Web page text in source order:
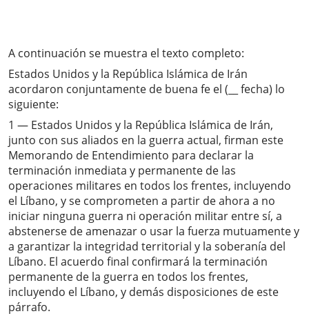
A continuación se muestra el texto completo:
Estados Unidos y la República Islámica de Irán
acordaron conjuntamente de buena fe el (__ fecha) lo
siguiente:
1 — Estados Unidos y la República Islámica de Irán,
junto con sus aliados en la guerra actual, firman este
Memorando de Entendimiento para declarar la
terminación inmediata y permanente de las
operaciones militares en todos los frentes, incluyendo
el Líbano, y se comprometen a partir de ahora a no
iniciar ninguna guerra ni operación militar entre sí, a
abstenerse de amenazar o usar la fuerza mutuamente y
a garantizar la integridad territorial y la soberanía del
Líbano. El acuerdo final confirmará la terminación
permanente de la guerra en todos los frentes,
incluyendo el Líbano, y demás disposiciones de este
párrafo.